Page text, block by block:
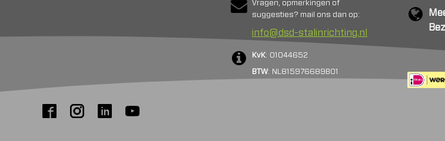
Vragen, opmerkingen of
suggesties? mail ons dan op:
info@dsd-stalinrichting.nl
KvK: 01044652
BTW: NL815976689B01